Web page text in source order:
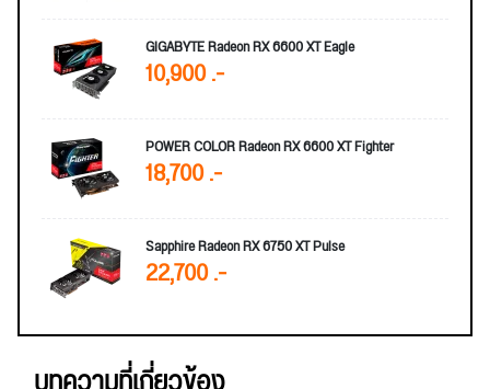
GIGABYTE Radeon RX 6600 XT Eagle
10,900 .-
POWER COLOR Radeon RX 6600 XT Fighter
18,700 .-
Sapphire Radeon RX 6750 XT Pulse
22,700 .-